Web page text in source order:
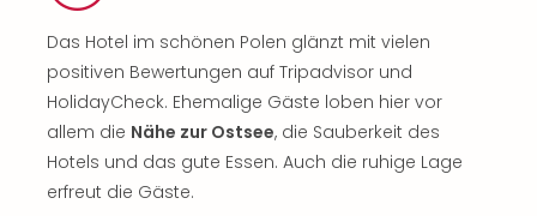
Das Hotel im schönen Polen glänzt mit vielen
positiven Bewertungen auf Tripadvisor und
HolidayCheck. Ehemalige Gäste loben hier vor
allem die Nähe zur Ostsee, die Sauberkeit des
Hotels und das gute Essen. Auch die ruhige Lage
erfreut die Gäste.